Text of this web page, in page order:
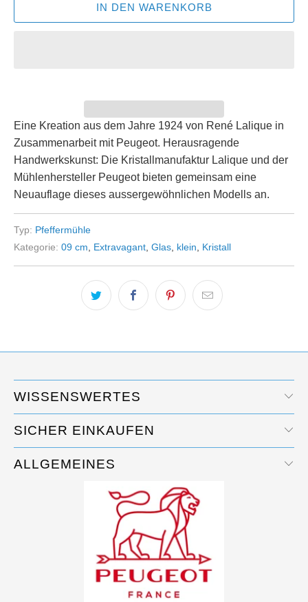
IN DEN WARENKORB
Eine Kreation aus dem Jahre 1924 von René Lalique in
Zusammenarbeit mit Peugeot. Herausragende
Handwerkskunst: Die Kristallmanufaktur Lalique und der
Mühlenhersteller Peugeot bieten gemeinsam eine
Neuauflage dieses aussergewöhnlichen Modells an.
Typ: Pfeffermühle
Kategorie: 09 cm Extravagant Glas klein Kristall
WISSENSWERTES
SICHER EINKAUFEN
ALLGEMEINES